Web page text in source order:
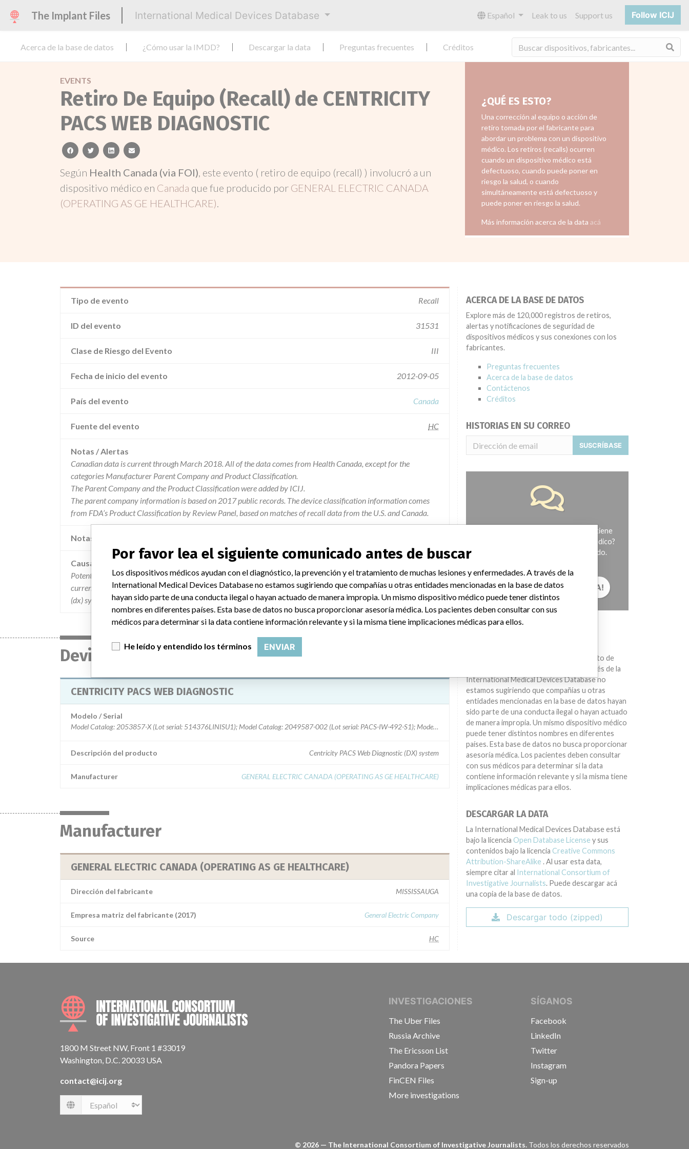
The Implant Files International Medical Devices Database Español Leak to us Support us Follow ICIJ
Acerca de la base de datos ¿Cómo usar la IMDD? Descargar la data Preguntas frecuentes Créditos
EVENTS
Retiro De Equipo (Recall) de CENTRICITY
PACS WEB DIAGNOSTIC
facebooktwitterlinkedinemail
Según Health Canada (via FOI), este evento ( retiro de equipo (recall) ) involucró a un
dispositivo médico en Canada que fue producido por GENERAL ELECTRIC CANADA
(OPERATING AS GE HEALTHCARE).
¿QUÉ ES ESTO?
Una corrección al equipo o acción de
retiro tomada por el fabricante para
abordar un problema con un dispositivo
médico. Los retiros (recalls) ocurren
cuando un dispositivo médico está
defectuoso, cuando puede poner en
riesgo la salud, o cuando
simultáneamente está defectuoso y
puede poner en riesgo la salud.
Más información acerca de la data acá
Tipo de evento Recall
ID del evento 31531
Clase de Riesgo del Evento III
Fecha de inicio del evento 2012-09-05
País del evento Canada
Fuente del evento HC
Notas / Alertas
Canadian data is current through March 2018. All of the data comes from Health Canada, except for the
categories Manufacturer Parent Company and Product Classification.
The Parent Company and the Product Classification were added by ICIJ.
The parent company information is based on 2017 public records. The device classification information comes
from FDA’s Product Classification by Review Panel, based on matches of recall data from the U.S. and Canada.
Notas adicionales en la data
Causa
Potential issue due to the possible improper application of a chronological label used in the hanging protocols -
current prior or baseline labels which are used for review or interpretation from centricity pacs web diagnostic
(dx) system.
Device
CENTRICITY PACS WEB DIAGNOSTIC
Modelo / Serial
Model Catalog: 2053857-X (Lot serial: 514376LINISU1); Model Catalog: 2049587-002 (Lot serial: PACS-IW-492-S1); Model Catalog: 2049587-002 (Lot serial: 19672PACSIWAPP)
Descripción del producto Centricity PACS Web Diagnostic (DX) system
Manufacturer GENERAL ELECTRIC CANADA (OPERATING AS GE HEALTHCARE)
Manufacturer
GENERAL ELECTRIC CANADA (OPERATING AS GE HEALTHCARE)
Dirección del fabricante MISSISSAUGA
Empresa matriz del fabricante (2017) General Electric Company
Source HC
ACERCA DE LA BASE DE DATOS
Explore más de 120,000 registros de retiros,
alertas y notificaciones de seguridad de
dispositivos médicos y sus conexiones con los
fabricantes.
Preguntas frecuentes
Acerca de la base de datos
Contáctenos
Créditos
HISTORIAS EN SU CORREO
SUSCRÍBASE
¿Trabaja en la industria médica? ¿O tiene
experiencia con algún dispositivo médico?
Nuestra reportería no ha terminado.
¡CUÉNTANOS TU HISTORIA!
diagnóstico, la prevención y el tratamiento de
muchas lesiones y enfermedades. A través de la
International Medical Devices Database no
estamos sugiriendo que compañías u otras
entidades mencionadas en la base de datos hayan
sido parte de una conducta ilegal o hayan actuado
de manera impropia. Un mismo dispositivo médico
puede tener distintos nombres en diferentes
países. Esta base de datos no busca proporcionar
asesoría médica. Los pacientes deben consultar
con sus médicos para determinar si la data
contiene información relevante y si la misma tiene
implicaciones médicas para ellos.
DESCARGAR LA DATA
La International Medical Devices Database está
bajo la licencia Open Database License y sus
contenidos bajo la licencia Creative Commons
Attribution-ShareAlike . Al usar esta data,
siempre citar al International Consortium of
Investigative Journalists. Puede descargar acá
una copia de la base de datos.
Descargar todo (zipped)
INTERNATIONAL CONSORTIUM OF INVESTIGATIVE JOURNALISTS
1800 M Street NW, Front 1 #33019
Washington, D.C. 20033 USA
contact@icij.org
Language
INVESTIGACIONES
The Uber Files
Russia Archive
The Ericsson List
Pandora Papers
FinCEN Files
More investigations
SÍGANOS
Facebook
LinkedIn
Twitter
Instagram
Sign-up
© 2026 — The International Consortium of Investigative Journalists. Todos los derechos reservados
Por favor lea el siguiente comunicado antes de buscar
Los dispositivos médicos ayudan con el diagnóstico, la prevención y el tratamiento de muchas lesiones y enfermedades. A través de la
International Medical Devices Database no estamos sugiriendo que compañías u otras entidades mencionadas en la base de datos
hayan sido parte de una conducta ilegal o hayan actuado de manera impropia. Un mismo dispositivo médico puede tener distintos
nombres en diferentes países. Esta base de datos no busca proporcionar asesoría médica. Los pacientes deben consultar con sus
médicos para determinar si la data contiene información relevante y si la misma tiene implicaciones médicas para ellos.
He leído y entendido los términos ENVIAR